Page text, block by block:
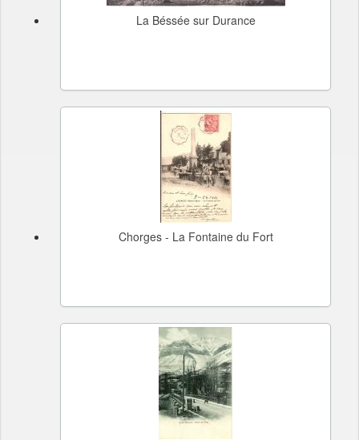
La Béssée sur Durance
Chorges - La Fontaine du Fort